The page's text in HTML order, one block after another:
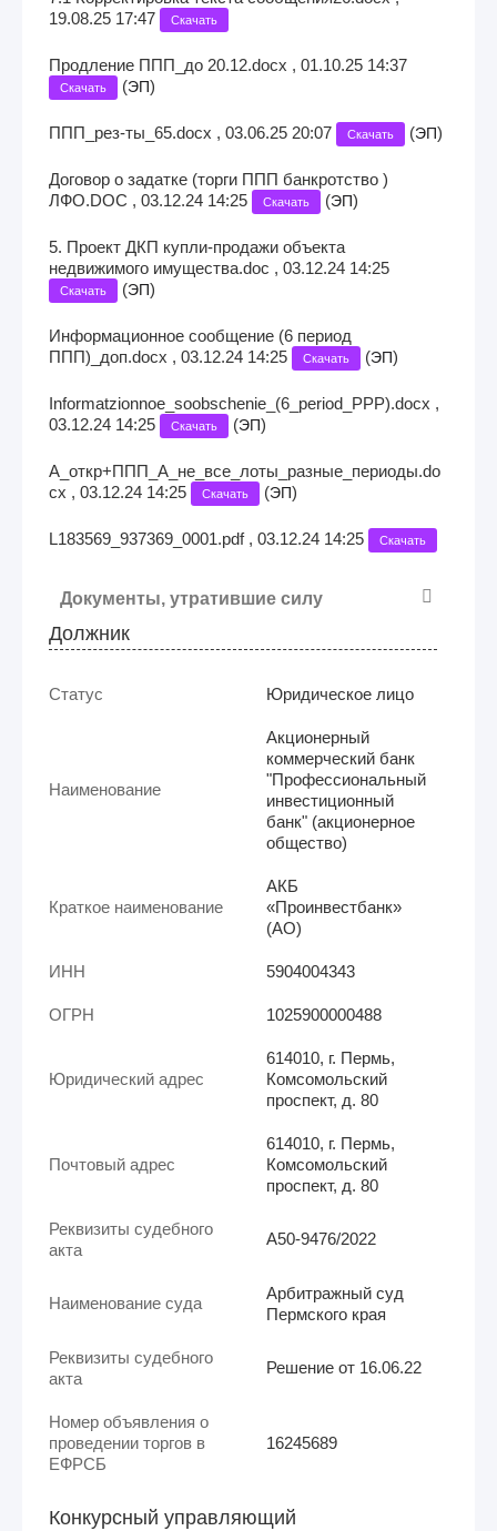
19.08.25 17:47
Скачать
Продление ППП_до 20.12.docx , 01.10.25 14:37
Скачать (ЭП)
ППП_рез-ты_65.docx , 03.06.25 20:07 Скачать (ЭП)
Договор о задатке (торги ППП банкротство )
ЛФО.DOC , 03.12.24 14:25
Скачать (ЭП)
5. Проект ДКП купли-продажи объекта
недвижимого имущества.doc , 03.12.24 14:25
Скачать (ЭП)
Информационное сообщение (6 период
ППП)_доп.docx , 03.12.24 14:25
Скачать (ЭП)
Informatzionnoe_soobschenie_(6_period_PPP).docx ,
03.12.24 14:25
Скачать (ЭП)
А_откр+ППП_А_не_все_лоты_разные_периоды.do
cx , 03.12.24 14:25
Скачать (ЭП)
L183569_937369_0001.pdf , 03.12.24 14:25 Скачать
Документы, утратившие силу
Должник
Статус Юридическое лицо
Наименование
Акционерный
коммерческий банк
"Профессиональный
инвестиционный
банк" (акционерное
общество)
Краткое наименование
АКБ
«Проинвестбанк»
(АО)
ИНН 5904004343
ОГРН 1025900000488
Юридический адрес
614010, г. Пермь,
Комсомольский
проспект, д. 80
Почтовый адрес
614010, г. Пермь,
Комсомольский
проспект, д. 80
Реквизиты судебного
акта
А50-9476/2022
Наименование суда
Арбитражный суд
Пермского края
Реквизиты судебного
акта
Решение от 16.06.22
Номер объявления о
проведении торгов в
ЕФРСБ
16245689
Конкурсный управляющий